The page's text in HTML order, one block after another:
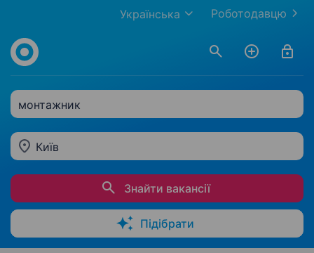
Роботодавцю
Українська
монтажник
Київ
Знайти вакансії
Підібрати